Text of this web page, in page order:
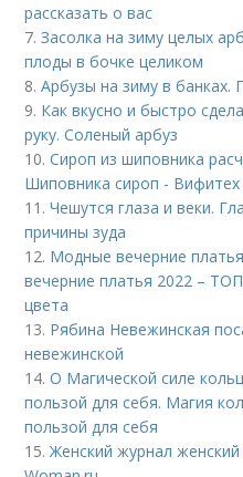
рассказать о вас
7.Засолка на зиму целых
плоды в бочке целиком
8.Арбузы на зиму в банках.
9. Как вкусно и быстро
руку. Соленый арбуз
10.Сироп из шиповника
Шиповника сироп -
11.Чешутся глаза и веки.
причины зуда
12. Модные вечерние
вечерние платья 2022 –
цвета
13. Рябина Невежинская
невежинской
14.О Магической силе
пользой для себя. Магия
пользой для себя
15.Женский журнал